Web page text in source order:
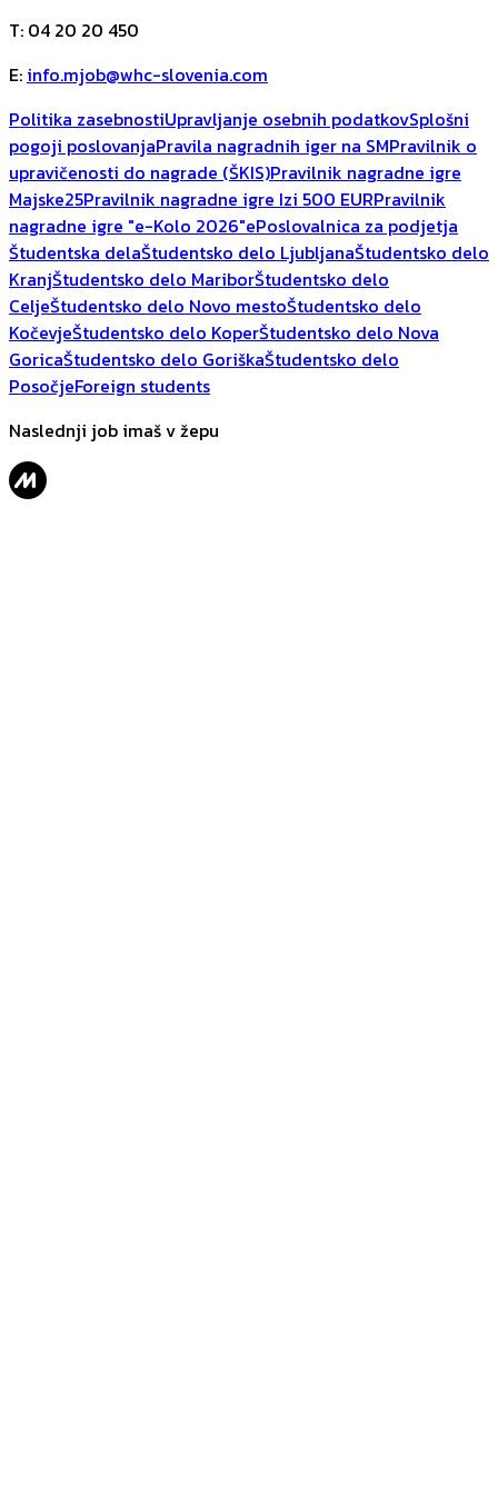
T: 04 20 20 450
E: info.mjob@whc-slovenia.com
Politika zasebnostiUpravljanje osebnih podatkovSplošni
pogoji poslovanjaPravila nagradnih iger na SMPravilnik o
upravičenosti do nagrade (ŠKIS)Pravilnik nagradne igre
Majske25Pravilnik nagradne igre Izi 500 EURPravilnik
nagradne igre "e-Kolo 2026"ePoslovalnica za podjetja
Študentska delaŠtudentsko delo LjubljanaŠtudentsko delo
KranjŠtudentsko delo MariborŠtudentsko delo
CeljeŠtudentsko delo Novo mestoŠtudentsko delo
KočevjeŠtudentsko delo KoperŠtudentsko delo Nova
GoricaŠtudentsko delo GoriškaŠtudentsko delo
PosočjeForeign students
Naslednji job imaš v žepu